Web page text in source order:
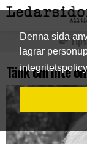
Denna sida
lagrar
Tänk om inte